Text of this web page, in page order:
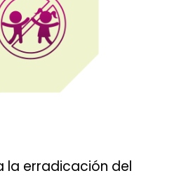
la erradicación del